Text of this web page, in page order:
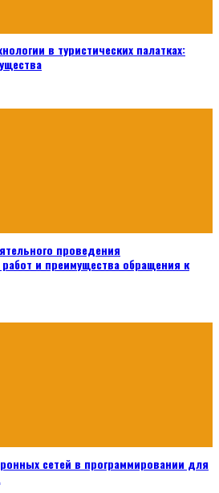
в туристических палатках:
проведения
и преимущества обращения к
сетей в программировании для